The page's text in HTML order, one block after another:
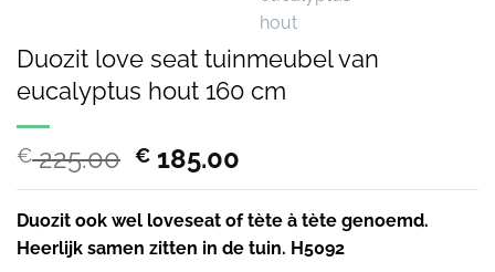
Duozit love seat tuinmeubel van
eucalyptus hout 160 cm
€225.00 Oorspronkelijke
prijs
was:
€ 225.00.
€ 185.00
prijs
is:
€ 185.00.
Duozit ook wel loveseat of tète à tète genoemd.
Heerlijk samen zitten in de tuin. H5092